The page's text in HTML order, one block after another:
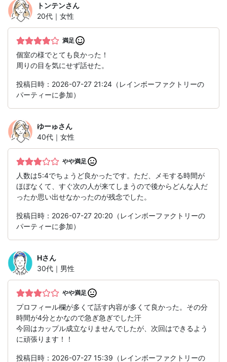
トンテンさん
20代｜女性
満足
個室の様でとても良かった！
周りの目を気にせず話せた。
投稿日時：2026-07-27 21:24（レインボーファクトリーの
パーティーに参加）
ゆーゅさん
40代｜女性
やや満足
人数は5:4でちょうど良かったです。ただ、メモする時間が
ほぼなくて、すぐ次の人が来てしまうので後からどんな人だ
ったか思い出せなかったのが残念でした。
投稿日時：2026-07-27 20:20（レインボーファクトリーの
パーティーに参加）
Hさん
30代｜男性
やや満足
プロフィール欄が多くて話す内容が多くて良かった。その分
時間が4分とかなので急ぎ急ぎでした汗
今回はカップル成立なりませんでしたが、次回はできるよう
に頑張ります！！
投稿日時：2026-07-27 15:39（レインボーファクトリーの